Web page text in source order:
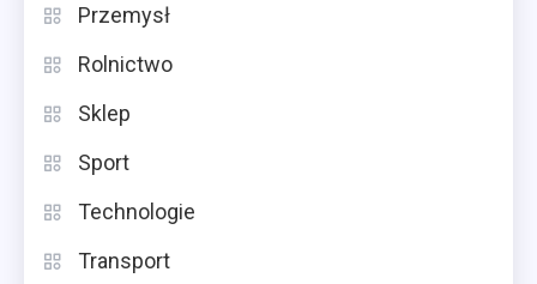
Przemysł
Rolnictwo
Sklep
Sport
Technologie
Transport